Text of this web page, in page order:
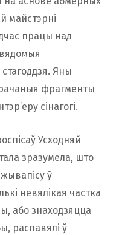
майстэрні
працы над
Яны
фрагменты
сінагогі.
Усходняй
зразумела, што
ў
невялікая частка
або знаходзяцца
распавялі ў